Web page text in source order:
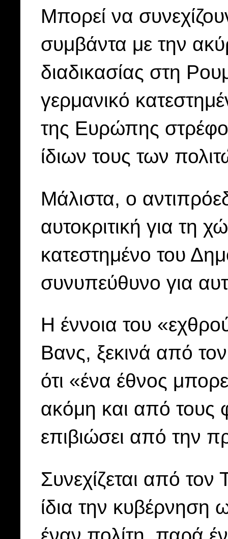
Μπορεί να
συμβάντα με την
διαδικασίας στη
γερμανικό
της Ευρώπης
ίδιων τους των
Μάλιστα, ο
αυτοκριτική για τη
κατεστημένο του
συνυπεύθυνο για
Η έννοια του
Βανς, ξεκινά από
ότι «ένα έθνος
ακόμη και από τους
επιβιώσει από την
Συνεχίζεται από
ίδια την κυβέρνηση